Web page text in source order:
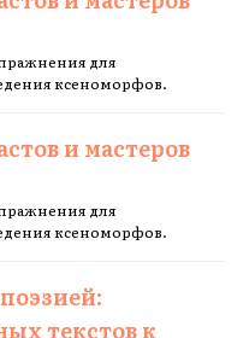
для
ксеноморфов.
и мастеров
для
ксеноморфов.
текстов к